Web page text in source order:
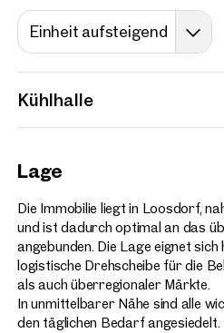
Einheit aufsteigend
Kühlhalle
Lage
Die Immobilie liegt in Loosdorf,
und ist dadurch optimal an das
angebunden. Die Lage eignet
logistische Drehscheibe für die
als auch überregionaler Märkte.
In unmittelbarer Nähe sind alle
den täglichen Bedarf angesiedelt.